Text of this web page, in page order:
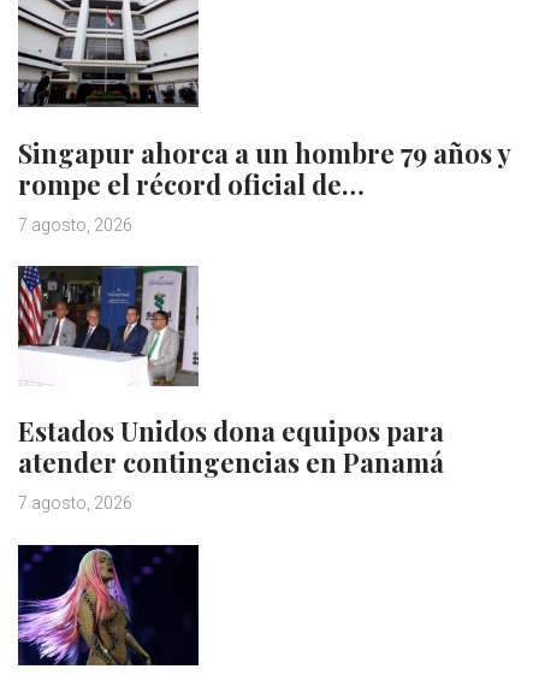
Singapur ahorca a un hombre 79 años y
rompe el récord oficial de…
7 agosto, 2026
Estados Unidos dona equipos para
atender contingencias en Panamá
7 agosto, 2026